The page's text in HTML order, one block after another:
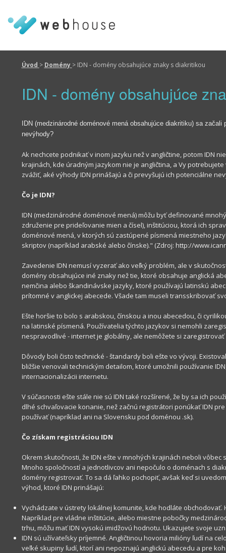
Úvod > Domény > IDN - domény obsahujúce znaky s diakritikou
IDN - domény obsahujúce
IDN (medzinárodné doménové mená obsahujúce diakritiku) sa začali
nevýhody?
Aknechcete podnikaťvinom jazyku nežv angličtine,potom IDN
krajinách,kde úradným jazykom nie je angličtina, a Vy
zvážiť, aké výhody IDN prinášajú a či prevyšujú ich potenciálne
Čo je IDN?
IDN (medzinárodné doménové mená)môžu byť definované
združenie pre prideľovanie mien a čísel),inštitúciou,ktorá ich
doménové mená, v ktorých sú zastúpené písmená miestneho
skriptov (napríklad arabské alebo čínske)." (Zdroj: http://
Zavedenie IDN nemusívyzeraťako veľkýproblém, ale v
domény obsahujúce iné znaky než tie, ktoré obsahuje anglická
nemčina alebo škandinávske jazyky,ktoré používajú latinskú
prítomné v anglickej abecede. Všade tam museli transskribovať
Ešte horšie to bolo s arabskou,čínskou a inou abecedou,či
na latinské písmená. Používatelia týchto jazykov si nemohli
nespravodlivé -internetje globálny, ale nemôžete si zaregistrovať
Dôvodyboli čisto technické -štandardy boli ešte vo vývoji.
bližšie venovali technickým detailom,ktoré umožnili používanie IDN
internacionalizácii internetu.
V súčasnosti ešte stále nie sú IDN také rozšírené, že by sa ich
dlhé schvaľovacie konanie, než začnú registrátori ponúkať IDN pre
používať (napríklad ani na Slovensku pod doménou .sk).
Čo získam registráciou IDN
Okrem skutočnosti,že IDN ešte v mnohých krajinách neboli vôbec
Mnoho spoločností a jednotlivcov ani nepočulo o doménach s
doményregistrovať. To sa dá ľahko pochopiť, avšak keďsi
výhod,ktoré IDN prinášajú:
Vychádzate v ústrety lokálnej komunite, kde hodláte obchodovať.
Napríklad pre vládne inštitúcie, alebo miestne pobočky
trhu,môžu maťIDN vysokú imidžovú hodnotu. Ukazujete svoje
IDN sú užívateľskypríjemné. Angličtinou hovoria milióny ľudína
veľké skupiny ľudí,ktorí ani nepoznajú anglickú abecedu a pre